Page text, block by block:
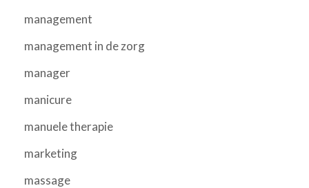
management
management in de zorg
manager
manicure
manuele therapie
marketing
massage